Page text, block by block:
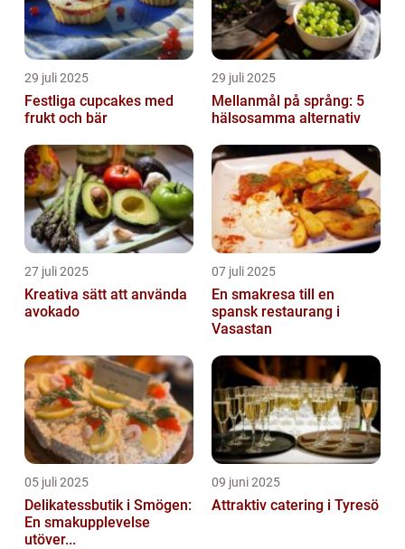
29 juli 2025
Festliga cupcakes med
frukt och bär
29 juli 2025
Mellanmål på språng: 5
hälsosamma alternativ
27 juli 2025
Kreativa sätt att använda
avokado
07 juli 2025
En smakresa till en
spansk restaurang i
Vasastan
05 juli 2025
Delikatessbutik i Smögen:
En smakupplevelse
utöver...
09 juni 2025
Attraktiv catering i Tyresö